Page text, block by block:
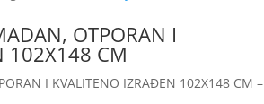
OTPORAN I
102X148 CM
I KVALITENO IZRAĐEN 102X148 CM –